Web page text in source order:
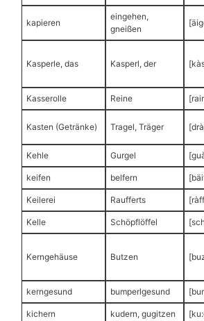
kapieren
eingehen,
gneißen
Kasperle, das Kasperl, der
Kasserolle Reine
Kasten (Getränke) Tragel, Träger
Kehle Gurgel
keifen belfern
Keilerei Raufferts
Kelle Schöpflöffel
Kerngehäuse Butzen
kerngesund bumperlgesund
kichern kudern, gugitzen